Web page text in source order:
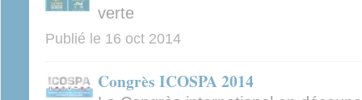
verte
Publié le 16 oct 2014
Congrès ICOSPA 2014